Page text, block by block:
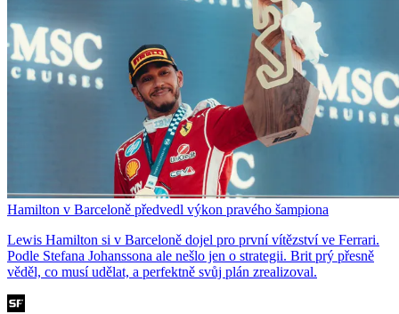
Hamilton v Barceloně předvedl výkon pravého šampiona
Lewis Hamilton si v Barceloně dojel pro první vítězství ve Ferrari.
Podle Stefana Johanssona ale nešlo jen o strategii. Brit prý přesně
věděl, co musí udělat, a perfektně svůj plán zrealizoval.